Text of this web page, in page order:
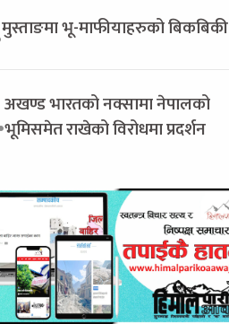
मुस्ताङमा भू-माफीयाहरुको बिकबिकी
अखण्ड भारतको नक्सामा नेपालको
भूमिसमेत राखेको विरोधमा प्रदर्शन